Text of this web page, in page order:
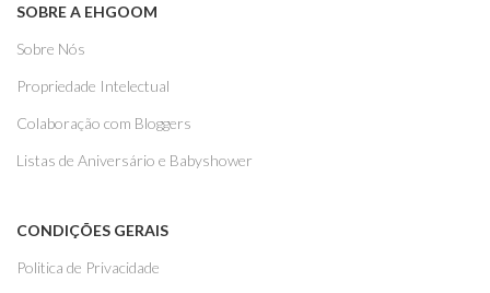
SOBRE A EHGOOM
Sobre Nós
Propriedade Intelectual
Colaboração com Bloggers
Listas de Aniversário e Babyshower
CONDIÇÕES GERAIS
Politica de Privacidade